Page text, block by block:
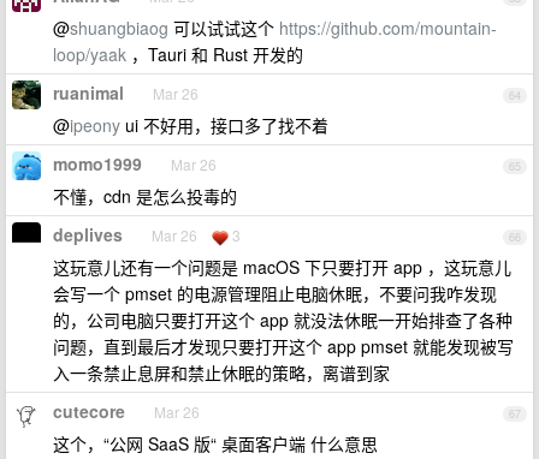
@shuangbiaog 可以试试这个 https://github.com/mountain-
loop/yaak ，Tauri 和 Rust 开发的
64
ruanimal Mar 26
@ipeony ui 不好用，接口多了找不着
65
momo1999 Mar 26
不懂，cdn 是怎么投毒的
66
deplives Mar 26 3
这玩意儿还有一个问题是 macOS 下只要打开 app ，这玩意儿
会写一个 pmset 的电源管理阻止电脑休眠，不要问我咋发现
的，公司电脑只要打开这个 app 就没法休眠一开始排查了各种
问题，直到最后才发现只要打开这个 app pmset 就能发现被写
入一条禁止息屏和禁止休眠的策略，离谱到家
67
cutecore Mar 26
这个，“公网 SaaS 版“ 桌面客户端 什么意思